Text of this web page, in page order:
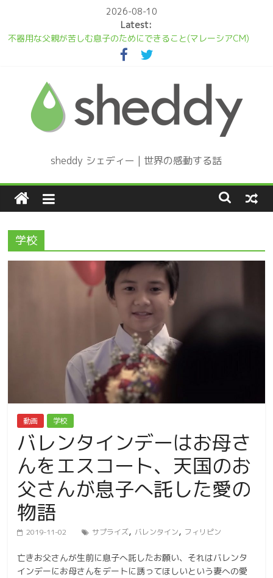
content
2026-08-10
Latest:
不器用な父親が苦しむ息子のためにできること(マレーシアCM)
泣く赤ちゃんに気が付かないお母さん。その理由は…(感動動画)
見返りを求めない優しさを描いたタイの感動CM
のショートフィルム
Daddy! いつでもパパと一緒
sheddy シェディー | 世界の感動する話
学校
動画 学校
バレンタインデーはお母さ
んをエスコート、天国のお
父さんが息子へ託した愛の
物語
2019-11-02 サプライズ, バレンタイン, フィリピン
亡きお父さんが生前に息子へ託したお願い、それはバレンタ
インデーにお母さんをデートに誘ってほしいという妻への愛